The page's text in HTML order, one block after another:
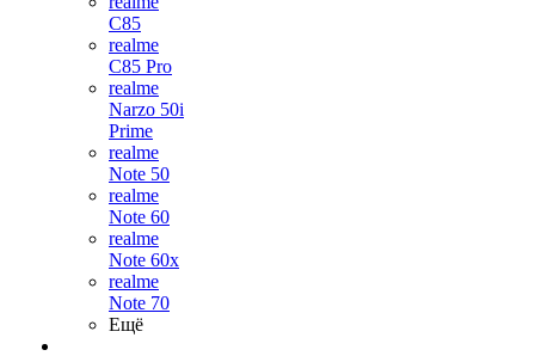
C85
realme
C85 Pro
realme
Narzo 50i
Prime
realme
Note 50
realme
Note 60
realme
Note 60x
realme
Note 70
Ещё